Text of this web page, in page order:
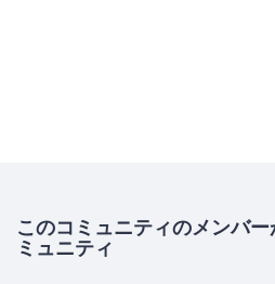
このコミュニティのメンバ
ミュニティ